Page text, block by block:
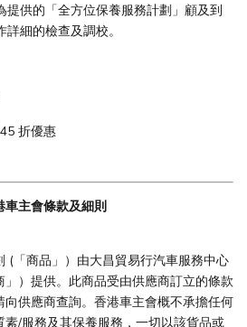
提供的「全方位保養服務計劃」顧及到
細的檢查及調校。
折優惠
主會條款及細則
(「商品」）由大昌貿易行汽車服務中心
」）提供。此商品受由供應商訂立的條款
向供應商查詢。香港車主會概不承擔任何
素/服務及其保養服務，一切以該貨品或